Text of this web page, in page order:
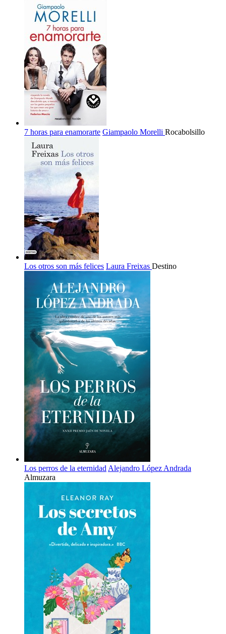
7 horas para enamorarte Giampaolo Morelli Rocabolsillo
Los otros son más felices Laura Freixas Destino
Los perros de la eternidad Alejandro López Andrada
Almuzara